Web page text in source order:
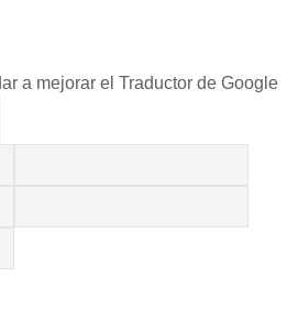
a mejorar el Traductor de Google